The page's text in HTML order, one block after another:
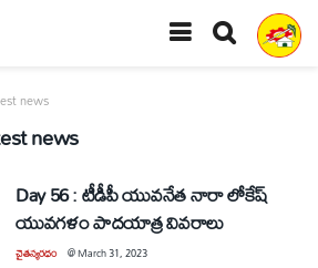
news
news
Day 56 : టీడీపీ యువనేత నారా లోకేష్
యువగళం పాదయాత్ర వివరాలు
చైతన్యరధం @March 31, 2023